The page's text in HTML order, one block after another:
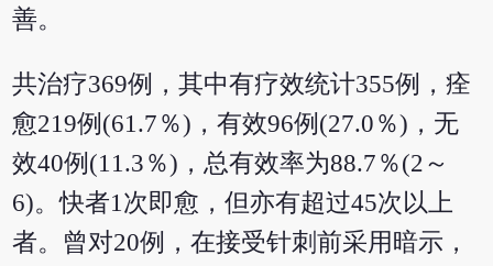
善。
共治疗369例，其中有疗效统计355例，痊
愈219例(61.7％)，有效96例(27.0％)，无
效40例(11.3％)，总有效率为88.7％(2～
6)。快者1次即愈，但亦有超过45次以上
者。曾对20例，在接受针刺前采用暗示，